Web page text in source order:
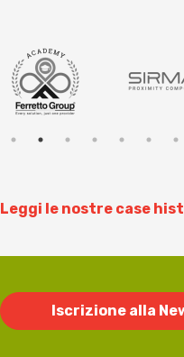
Leggi le nostre case
Iscrizione alla